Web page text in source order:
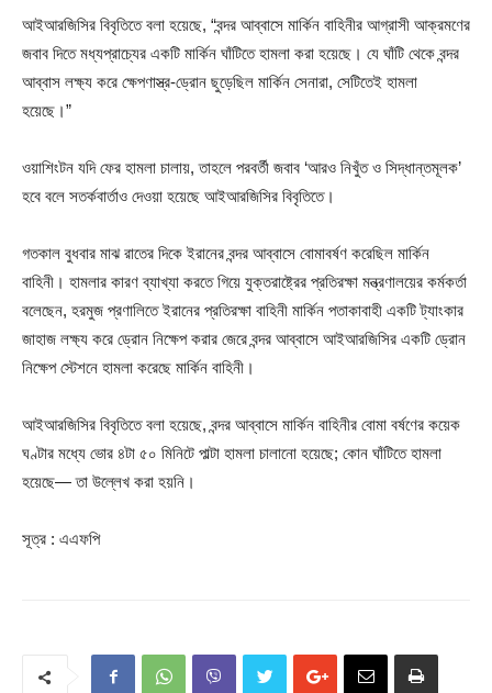
আইআরজিসির বিবৃতিতে বলা হয়েছে, “বন্দর আব্বাসে মার্কিন বাহিনীর আগ্রাসী আক্রমণের
জবাব দিতে মধ্যপ্রাচ্যের একটি মার্কিন ঘাঁটিতে হামলা করা হয়েছে। যে ঘাঁটি থেকে বন্দর
আব্বাস লক্ষ্য করে ক্ষেপণাস্ত্র-ড্রোন ছুড়েছিল মার্কিন সেনারা, সেটিতেই হামলা
হয়েছে।”
ওয়াশিংটন যদি ফের হামলা চালায়, তাহলে পরবর্তী জবাব ‘আরও নিখুঁত ও সিদ্ধান্তমূলক’
হবে বলে সতর্কবার্তাও দেওয়া হয়েছে আইআরজিসির বিবৃতিতে।
গতকাল বুধবার মাঝ রাতের দিকে ইরানের বন্দর আব্বাসে বোমাবর্ষণ করেছিল মার্কিন
বাহিনী। হামলার কারণ ব্যাখ্যা করতে গিয়ে যুক্তরাষ্ট্রের প্রতিরক্ষা মন্ত্রণালয়ের কর্মকর্তা
বলেছেন, হরমুজ প্রণালিতে ইরানের প্রতিরক্ষা বাহিনী মার্কিন পতাকাবাহী একটি ট্যাংকার
জাহাজ লক্ষ্য করে ড্রোন নিক্ষেপ করার জেরে বন্দর আব্বাসে আইআরজিসির একটি ড্রোন
নিক্ষেপ স্টেশনে হামলা করেছে মার্কিন বাহিনী।
আইআরজিসির বিবৃতিতে বলা হয়েছে, বন্দর আব্বাসে মার্কিন বাহিনীর বোমা বর্ষণের কয়েক
ঘণ্টার মধ্যে ভোর ৪টা ৫০ মিনিটে পাল্টা হামলা চালানো হয়েছে; কোন ঘাঁটিতে হামলা
হয়েছে— তা উল্লেখ করা হয়নি।
সূত্র : এএফপি